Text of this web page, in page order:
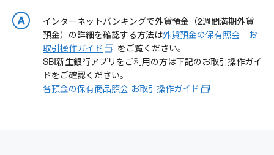
インターネットバンキングで外貨預金（2週間満期外貨
預金）の詳細を確認する方法は外貨預金の保有照会 お
取引操作ガイド
をご覧ください。
SBI新生銀行アプリをご利用の方は下記のお取引操作ガイ
ドをご確認ください。
各預金の保有商品照会 お取引操作ガイド